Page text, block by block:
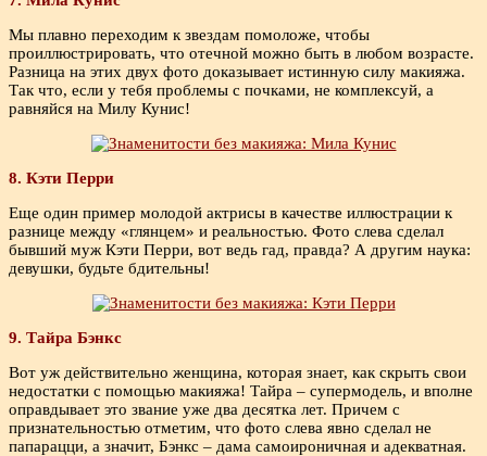
Мы плавно переходим к звездам помоложе, чтобы
проиллюстрировать, что отечной можно быть в любом возрасте.
Разница на этих двух фото доказывает истинную силу макияжа.
Так что, если у тебя проблемы с почками, не комплексуй, а
равняйся на Милу Кунис!
8. Кэти Перри
Еще один пример молодой актрисы в качестве иллюстрации к
разнице между «глянцем» и реальностью. Фото слева сделал
бывший муж Кэти Перри, вот ведь гад, правда? А другим наука:
девушки, будьте бдительны!
9. Тайра Бэнкс
Вот уж действительно женщина, которая знает, как скрыть свои
недостатки с помощью макияжа! Тайра – супермодель, и вполне
оправдывает это звание уже два десятка лет. Причем с
признательностью отметим, что фото слева явно сделал не
папарацци, а значит, Бэнкс – дама самоироничная и адекватная.